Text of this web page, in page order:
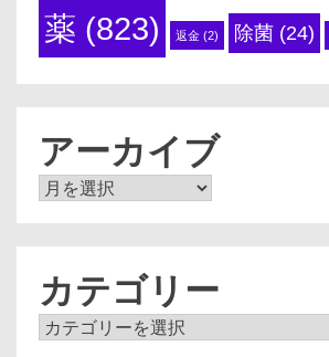
薬 (823) 返金 (2) 除菌 (24)
アーカイブ
ア
ー
カテゴリー
カ
テ